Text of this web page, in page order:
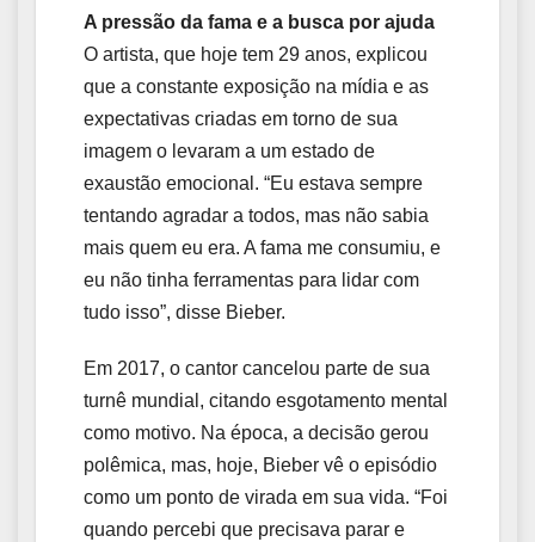
A pressão da fama e a busca por ajuda
O artista, que hoje tem 29 anos, explicou
que a constante exposição na mídia e as
expectativas criadas em torno de sua
imagem o levaram a um estado de
exaustão emocional. “Eu estava sempre
tentando agradar a todos, mas não sabia
mais quem eu era. A fama me consumiu, e
eu não tinha ferramentas para lidar com
tudo isso”, disse Bieber.
Em 2017, o cantor cancelou parte de sua
turnê mundial, citando esgotamento mental
como motivo. Na época, a decisão gerou
polêmica, mas, hoje, Bieber vê o episódio
como um ponto de virada em sua vida. “Foi
quando percebi que precisava parar e